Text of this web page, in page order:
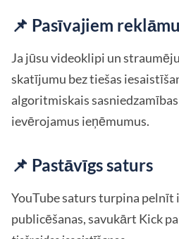
📌 Pasīvajiem
Ja jūsu videoklipi un
skatījumu bez tiešas
algoritmiskais
ievērojamus ieņēmumus.
📌 Pastāvīgs saturs
YouTube saturs turpina pelnīt
publicēšanas, savukārt Kick